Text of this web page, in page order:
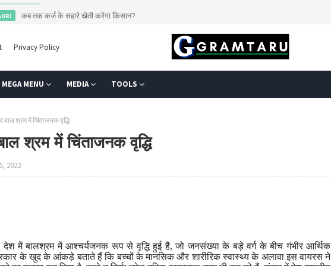
कब तक कर्ज के सहारे खेती करेगा किसान?
Privacy Policy
MEGA MENU MEDIA TOOLS
बाल श्रम में चिंताजनक वृद्धि
श्रम में चिंताजनक वृद्धि
2022
देश में बालश्रम में आश्चर्यजनक रूप से वृद्धि हुई है,जो जनसंख्या के बड़े वर्ग के बीच गंभीर आर्थिक
के खुद के आंकड़े बताते हैं कि बच्चों के मानसिक और शारीरिक स्वास्थ्य के अलावा इस वायरस ने